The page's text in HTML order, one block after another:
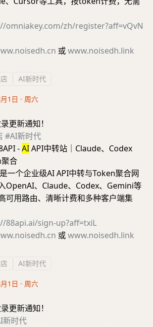
omniakey.com/zh/register?aff=vQvN
或www.noisedh.link
AI新时代
1日 · 周六
更新通知！
#AI新时代
-AIAPI中转站｜Claude、Codex
合
一个企业级AI API中转与Token聚合网
OpenAI、Claude、Codex、Gemini等
可用路由、清晰计费和多种客户端集
88api.ai/sign-up?aff=txiL
或www.noisedh.link
AI新时代
1日 · 周六
更新通知！
新时代